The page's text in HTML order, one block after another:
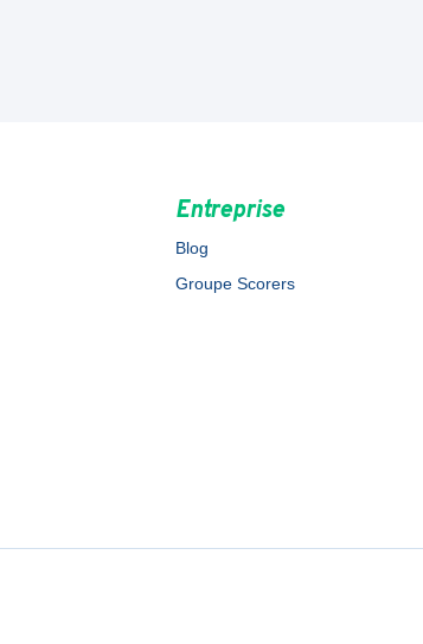
Entreprise
Blog
Groupe Scorers